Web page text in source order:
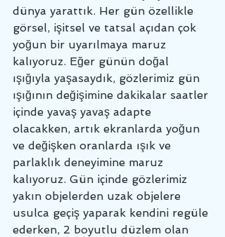
dünya yarattık. Her gün özellikle
görsel, işitsel ve tatsal açıdan çok
yoğun bir uyarılmaya maruz
kalıyoruz. Eğer günün doğal
ışığıyla yaşasaydık, gözlerimiz gün
ışığının değişimine dakikalar saatler
içinde yavaş yavaş adapte
olacakken, artık ekranlarda yoğun
ve değişken oranlarda ışık ve
parlaklık deneyimine maruz
kalıyoruz. Gün içinde gözlerimiz
yakın objelerden uzak objelere
usulca geçiş yaparak kendini regüle
ederken, 2 boyutlu düzlem olan